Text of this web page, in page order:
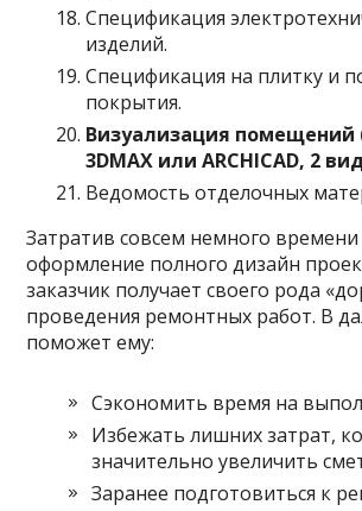
Спецификация
изделий.
Спецификация на плитку и
покрытия.
Визуализация помещений
3DMAX или ARCHICAD, 2
Ведомость отделочных
Затратив совсем немного времени
оформление полного дизайн
заказчик получает своего рода
проведения ремонтных работ. В
поможет ему:
Сэкономить время на
Избежать лишних затрат,
значительно увеличить
Заранее подготовиться к